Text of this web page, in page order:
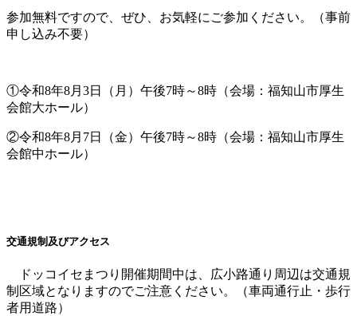
参加無料ですので、ぜひ、お気軽にご参加ください。（事前
申し込み不要）
①令和8年8月3日（月）午後7時～8時（会場：福知山市厚生
会館大ホール）
②令和8年8月7日（金）午後7時～8時（会場：福知山市厚生
会館中ホール）
交通規制及びアクセス
ドッコイセまつり開催期間中は、広小路通り周辺は交通規
制区域となりますのでご注意ください。（車両通行止・歩行
者用道路）